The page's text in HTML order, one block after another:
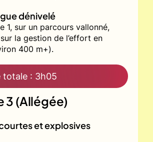
dénivelé
1, sur un parcours vallonné,
la gestion de l’effort en
400 m+).
: 3h05
3 (Allégée)
et explosives